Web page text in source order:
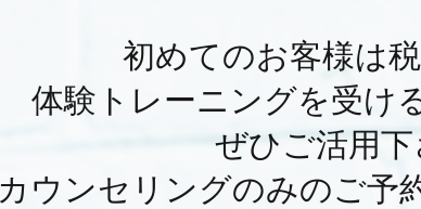
初めてのお客様は
体験トレーニングを受け
ぜひご活用下
カウンセリングのみのご予